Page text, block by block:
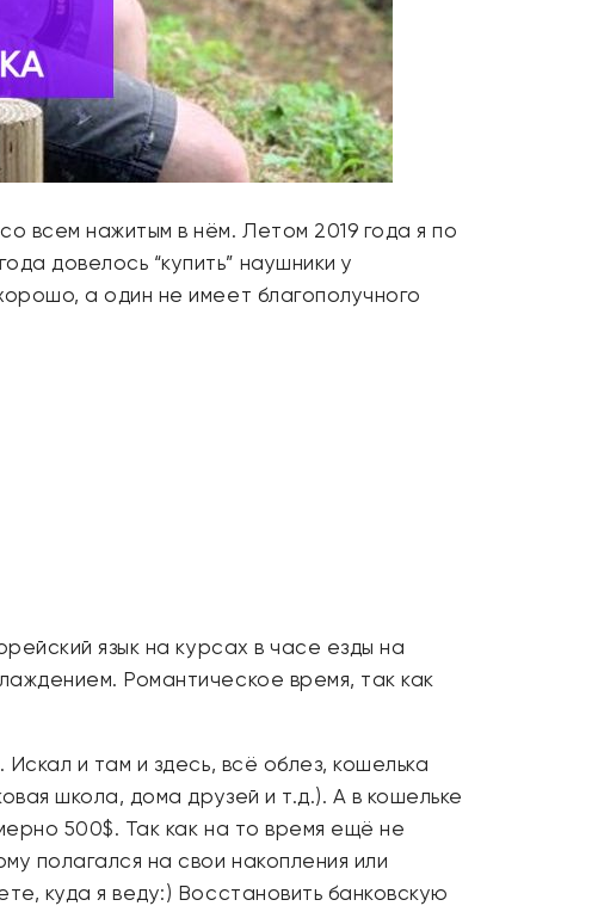
всем нажитым в нём. Летом 2019 года я по
довелось “купить” наушники у
а один не имеет благополучного
язык на курсах в часе езды на
Романтическое время, так как
и там и здесь, всё облез, кошелька
школа, дома друзей и т.д.). А в кошельке
500$. Так как на то время ещё не
полагался на свои накопления или
куда я веду:) Восстановить банковскую